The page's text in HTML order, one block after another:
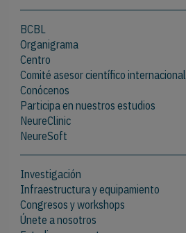
BCBL
Organigrama
Centro
Comité asesor científico internacional
Conócenos
Participa en nuestros estudios
NeureClinic
NeureSoft
Investigación
Infraestructura y equipamiento
Congresos y workshops
Únete a nosotros